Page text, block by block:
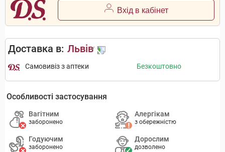
Вхід в кабінет
Доставка в: Львів
Самовивіз з аптеки Безкоштовно
Особливості застосування
Вагітним
заборонено
Алергікам
з обережністю
Годуючим
заборонено
Дорослим
дозволено